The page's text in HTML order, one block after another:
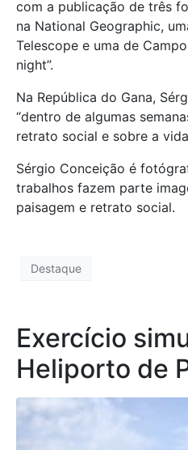
com a publicação de três
na National Geographic,
Telescope e uma de
night”.
Na República do Gana,
“dentro de algumas
retrato social e sobre a
Sérgio Conceição é
trabalhos fazem parte
paisagem e retrato social.
Destaque
Exercício
Heliporto de